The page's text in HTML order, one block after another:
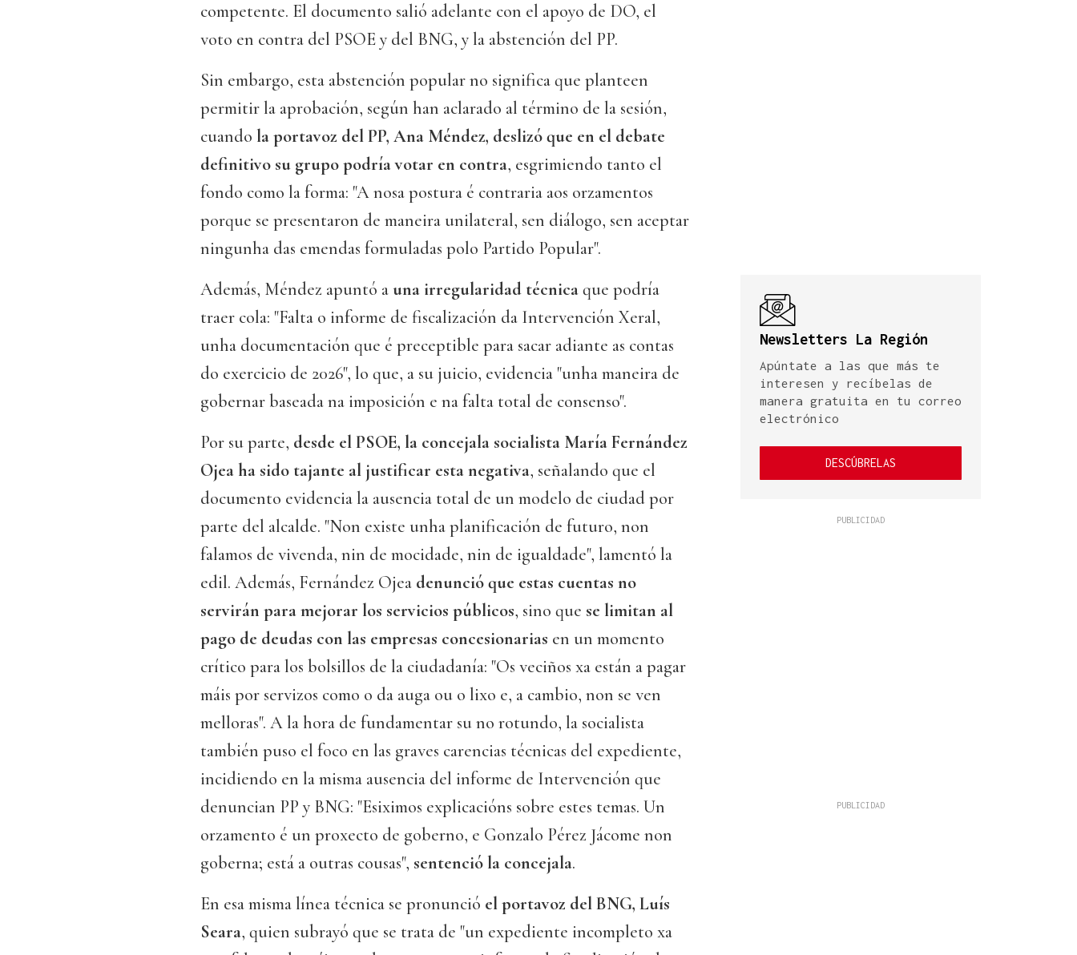
competente. El documento salió adelante con el apoyo de DO, el
voto en contra del PSOE y del BNG, y la abstención del PP.
Sin embargo, esta abstención popular no significa que planteen
permitir la aprobación, según han aclarado al término de la sesión,
cuando la portavoz del PP, Ana Méndez, deslizó que en el debate
definitivo su grupo podría votar en contra, esgrimiendo tanto el
fondo como la forma: "A nosa postura é contraria aos orzamentos
porque se presentaron de maneira unilateral, sen diálogo, sen aceptar
ningunha das emendas formuladas polo Partido Popular".
Además, Méndez apuntó auna irregularidad técnicaque podría
traer cola: "Falta o informe de fiscalización da Intervención Xeral,
unha documentación que é preceptible para sacar adiante as contas
do exercicio de 2026", lo que, a su juicio, evidencia "unha maneira de
gobernar baseada na imposición e na falta total de consenso".
Por su parte, desde el PSOE, la concejala socialista María Fernández
Ojea ha sido tajante al justificar esta negativa, señalando que el
documento evidencia la ausencia total de un modelo de ciudad por
parte del alcalde. "Non existe unha planificación de futuro, non
falamos de vivenda, nin de mocidade, nin de igualdade", lamentó la
edil. Además, Fernández Ojea denunció que estas cuentas no
servirán para mejorar los servicios públicos, sino que se limitan al
pago de deudas con las empresas concesionarias en un momento
crítico para los bolsillos de la ciudadanía: "Os veciños xa están a pagar
máis por servizos como o da auga ou o lixo e, a cambio, non se ven
melloras". A la hora de fundamentar su no rotundo, la socialista
también puso el foco en las graves carencias técnicas del expediente,
incidiendo en la misma ausencia del informe de Intervención que
denuncian PP y BNG: "Esiximos explicacións sobre estes temas. Un
orzamento é un proxecto de goberno, e Gonzalo Pérez Jácome non
goberna; está a outras cousas", sentenció la concejala.
En esa misma línea técnica se pronunció el portavoz del BNG, Luís
Seara, quien subrayó que se trata de "un expediente incompleto xa
Newsletters La Región
Apúntate a las que más te
interesen y recíbelas de
manera gratuita en tu correo
electrónico
DESCÚBRELAS